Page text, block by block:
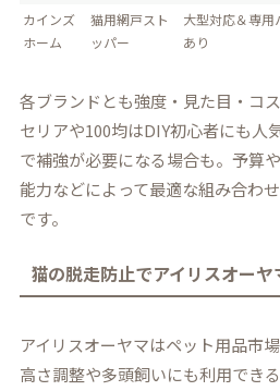
カインズ
ホーム
猫用網戸スト
ッパー
大型対応＆専用
あり
各ブランドとも強度・見た目・コ
セリアや100均はDIY初心者にも人
で補強が必要になる場合も。予算
能力などによって最適な組み合わ
です。
猫の脱走防止でアイリスオー
アイリスオーヤマはペット用品市
高さ調整や多頭飼いにも利用でき